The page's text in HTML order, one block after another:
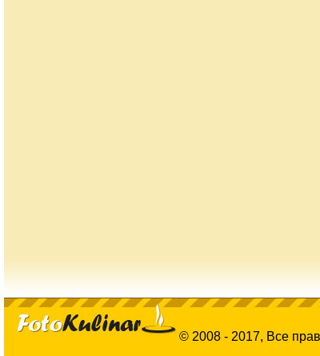
© 2008 - 2017, Все